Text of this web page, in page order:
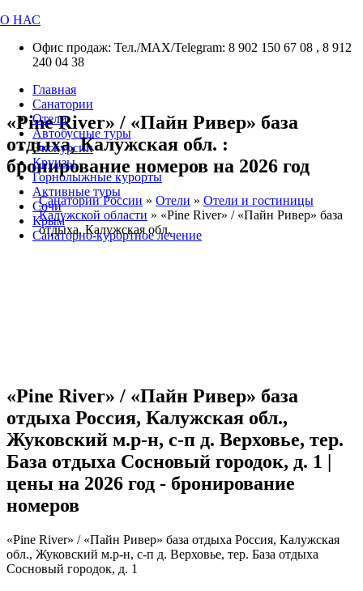
О НАС
Офис продаж: Тел./МАХ/Telegram: 8 902 150 67 08 , 8 912
240 04 38
Главная
Санатории
Отели
Автобусные туры
Экскурсии
Круизы
Горнолыжные курорты
Активные туры
Сочи
Крым
Санаторно-курортное лечение
«Pine River» / «Пайн Ривер» база
отдыха, Калужская обл. :
бронирование номеров на 2026 год
Санатории России » Отели » Отели и гостиницы
Калужской области » «Pine River» / «Пайн Ривер» база
отдыха, Калужская обл.
«Pine River» / «Пайн Ривер» база
отдыха Россия, Калужская обл.,
Жуковский м.р-н, с-п д. Верховье, тер.
База отдыха Сосновый городок, д. 1 |
цены на 2026 год - бронирование
номеров
«Pine River» / «Пайн Ривер» база отдыха Россия, Калужская
обл., Жуковский м.р-н, с-п д. Верховье, тер. База отдыха
Сосновый городок, д. 1